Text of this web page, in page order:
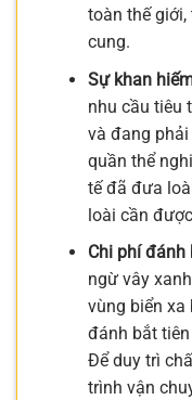
toàn thế
cung.
Sự khan
nhu cầu tiêu
và đang
quần thể
tế đã đưa
loài cần
Chi phí đánh
ngừ vây
vùng biển xa
đánh bắt
Để duy trì
trình vận